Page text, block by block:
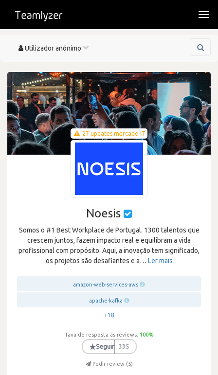
Toggle
Utilizador anónimo
27 updates mercado IT
Noesis
Somos o #1 Best Workplace de Portugal. 1300 talentos que
crescem juntos, fazem impacto real e equilibram a vida
profissional com propósito. Aqui, a inovação tem significado,
os projetos são desafiantes e a… Ler mais
amazon-web-services-aws
apache-kafka
+18
Taxa de resposta às reviews: 100%
★Seguir 335
Pedir review (5)